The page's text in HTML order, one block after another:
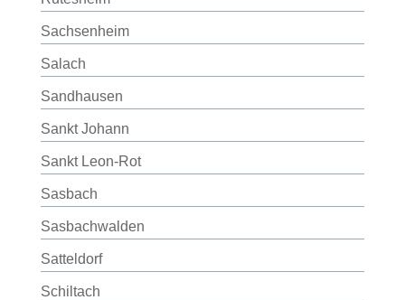
Sachsenheim
Salach
Sandhausen
Sankt Johann
Sankt Leon-Rot
Sasbach
Sasbachwalden
Satteldorf
Schiltach